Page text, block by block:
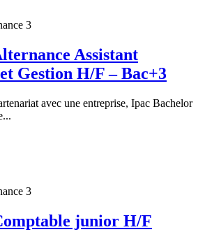
3
Assistant
Gestion H/F – Bac+3
avec une entreprise, Ipac Bachelor
3
junior H/F